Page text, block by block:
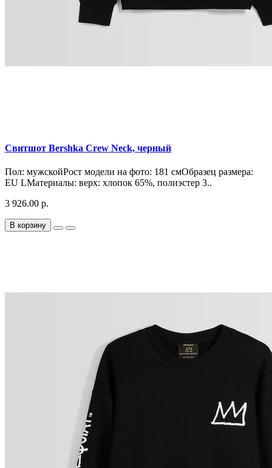
Свитшот Bershka Crew Neck, черный
Пол: мужскойРост модели на фото: 181 смОбразец размера:
EU LМатериалы: верх: хлопок 65%, полиэстер 3..
3 926.00 р.
В корзину